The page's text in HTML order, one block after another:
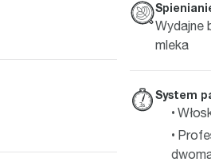
Wydajne
mleka
System